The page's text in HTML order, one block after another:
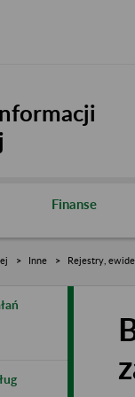
Finanse
Inne Rejestry,